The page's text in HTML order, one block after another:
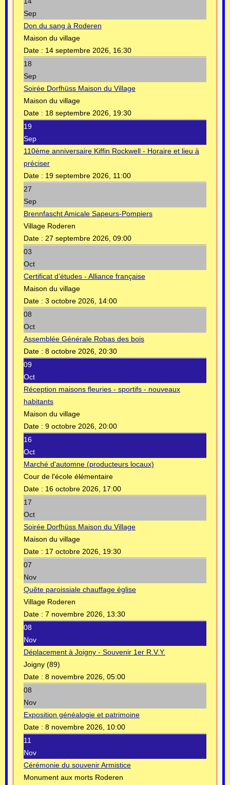
Sep
Don du sang à Roderen
Maison du village
Date : 14 septembre 2026, 16:30
18
Sep
Soirée Dorfhüss Maison du Village
Maison du village
Date : 18 septembre 2026, 19:30
19
Sep
110ème anniversaire Kiffin Rockwell - Horaire et lieu à
préciser
Date : 19 septembre 2026, 11:00
27
Sep
Brennfascht Amicale Sapeurs-Pompiers
Village Roderen
Date : 27 septembre 2026, 09:00
03
Oct
Certificat d’études - Alliance française
Maison du village
Date : 3 octobre 2026, 14:00
08
Oct
Assemblée Générale Robas des bois
Date : 8 octobre 2026, 20:30
09
Oct
Réception maisons fleuries - sportifs - nouveaux
habitants
Maison du village
Date : 9 octobre 2026, 20:00
16
Oct
Marché d'automne (producteurs locaux)
Cour de l'école élémentaire
Date : 16 octobre 2026, 17:00
17
Oct
Soirée Dorfhüss Maison du Village
Maison du village
Date : 17 octobre 2026, 19:30
07
Nov
Quête paroissiale chauffage église
Village Roderen
Date : 7 novembre 2026, 13:30
08
Nov
Déplacement à Joigny - Souvenir 1er R.V.Y.
Joigny (89)
Date : 8 novembre 2026, 05:00
08
Nov
Exposition généalogie et patrimoine
Date : 8 novembre 2026, 10:00
11
Nov
Cérémonie du souvenir Armistice
Monument aux morts Roderen